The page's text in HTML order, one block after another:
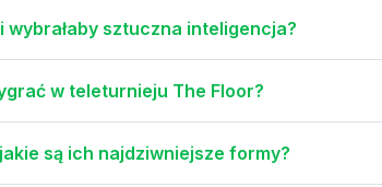
sztuczna inteligencja?
w teleturnieju The Floor?
są ich najdziwniejsze formy?